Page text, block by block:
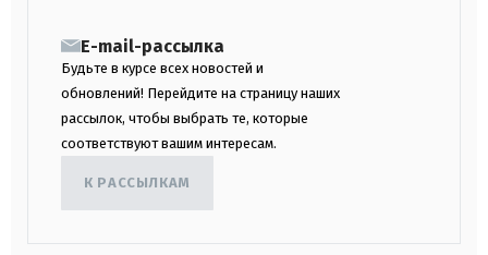
E-mail-рассылка
Будьте в курсе всех новостей и
обновлений! Перейдите на страницу наших
рассылок, чтобы выбрать те, которые
соответствуют вашим интересам.
К РАССЫЛКАМ